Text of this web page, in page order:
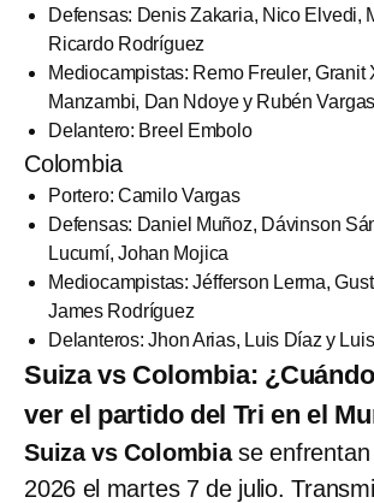
Defensas: Denis Zakaria, Nico Elvedi,
Ricardo Rodríguez
Mediocampistas: Remo Freuler, Granit
Manzambi, Dan Ndoye y Rubén Vargas
Delantero: Breel Embolo
Colombia
Portero: Camilo Vargas
Defensas: Daniel Muñoz, Dávinson
Lucumí, Johan Mojica
Mediocampistas: Jéfferson Lerma,
James Rodríguez
Delanteros: Jhon Arias, Luis Díaz y
Suiza vs Colombia:
ver el partido del Tri en el
Suiza vs Colombiase enfrentan
2026 el martes 7 de julio.